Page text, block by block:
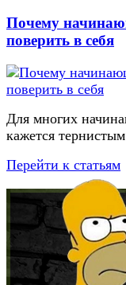
Почему
поверить в себя
Для многих
кажется
Перейти к статьям